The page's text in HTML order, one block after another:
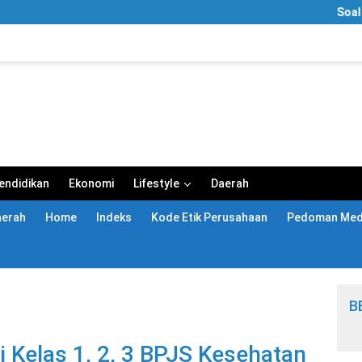
Soal Video
Ekonomi Lifestyle Daerah
Home Indeks Kode Etik Perusahaan Pedoman
1, 2, 3 BPJS Kesehatan